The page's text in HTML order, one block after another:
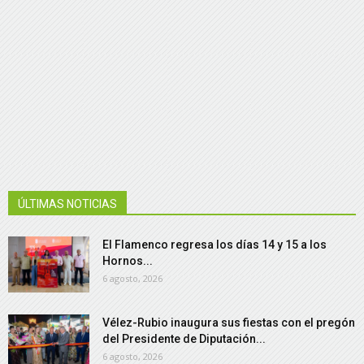
ÚLTIMAS NOTICIAS
El Flamenco regresa los días 14 y 15 a los
Hornos...
6 agosto, 2026
Vélez-Rubio inaugura sus fiestas con el pregón
del Presidente de Diputación...
6 agosto, 2026